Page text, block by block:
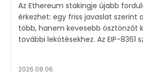
Az Ethereum stakingje újabb
érkezhet: egy friss javaslat szerint
több, hanem kevesebb ösztönzőt
további lekötésekhez. Az
2026.08.06.